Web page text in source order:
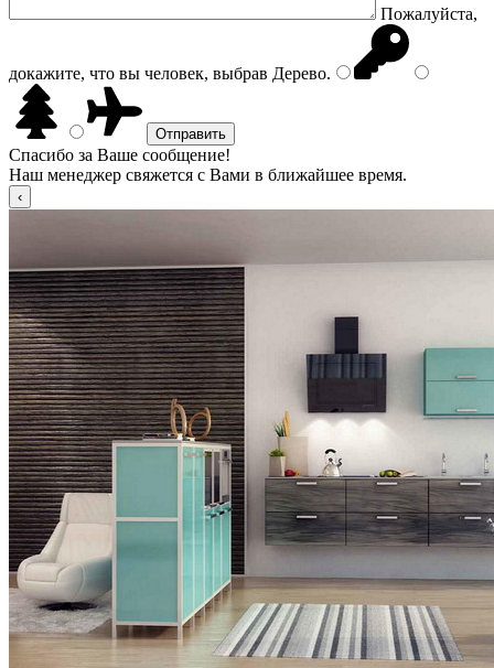
Пожалуйста,
докажите, что вы человек, выбрав Дерево.
Спасибо за Ваше сообщение!
Наш менеджер свяжется с Вами в ближайшее время.